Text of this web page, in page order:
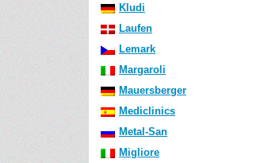
Kludi
Laufen
Lemark
Margaroli
Mauersberger
Mediclinics
Metal-San
Migliore